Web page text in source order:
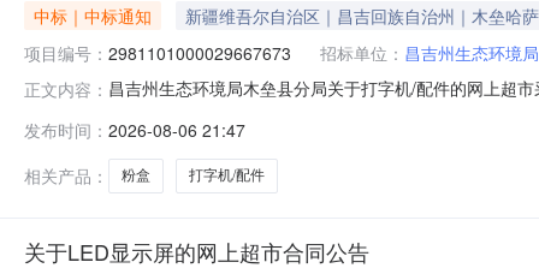
中标｜中标通知
新疆维吾尔自治区｜昌吉回族自治州｜木垒哈
项目编号： 2981101000029667673 招标单位： 昌吉州生态环境
正文内容： 昌吉州生态环境局木垒县分局关于打字机/配件的网上超
（元）:项目所在行政区划编码:652399项目所在行政区
发布时间： 2026-08-06 21:47
相关产品：
粉盒 打字机/配件
关于LED显示屏的网上超市合同公告